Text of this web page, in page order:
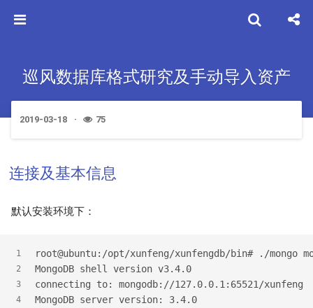
巡风数据库格式研究及手动导入资产
2019-03-18 75
连接及基本信息
默认安装环境下：
1
2
3
4
root@ubuntu:/opt/xunfeng/xunfengdb/bin# ./mongo
MongoDB shell version v3.4.0
connecting to: mongodb://127.0.0.1:65521/xunfeng
MongoDB server version: 3.4.0